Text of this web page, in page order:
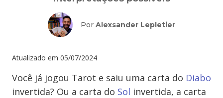
Por Alexsander Lepletier
Atualizado em 05/07/2024
Você já jogou Tarot e saiu uma carta do Diabo
invertida? Ou a carta do Sol invertida, a carta